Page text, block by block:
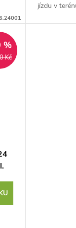
jízdu v
1×8 pro
Kč
%